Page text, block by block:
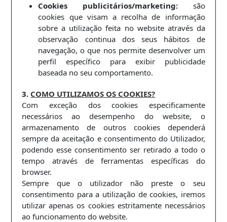
Cookies publicitários/marketing: são
cookies que visam a recolha de informação
sobre a utilização feita no website através da
observação continua dos seus hábitos de
navegação, o que nos permite desenvolver um
perfil específico para exibir publicidade
baseada no seu comportamento.
3. COMO UTILIZAMOS OS COOKIES?
Com exceção dos cookies especificamente
necessários ao desempenho do website, o
armazenamento de outros cookies dependerá
sempre da aceitação e consentimento do Utilizador,
podendo esse consentimento ser retirado a todo o
tempo através de ferramentas específicas do
browser.
Sempre que o utilizador não preste o seu
consentimento para a utilização de cookies, iremos
utilizar apenas os cookies estritamente necessários
ao funcionamento do website.